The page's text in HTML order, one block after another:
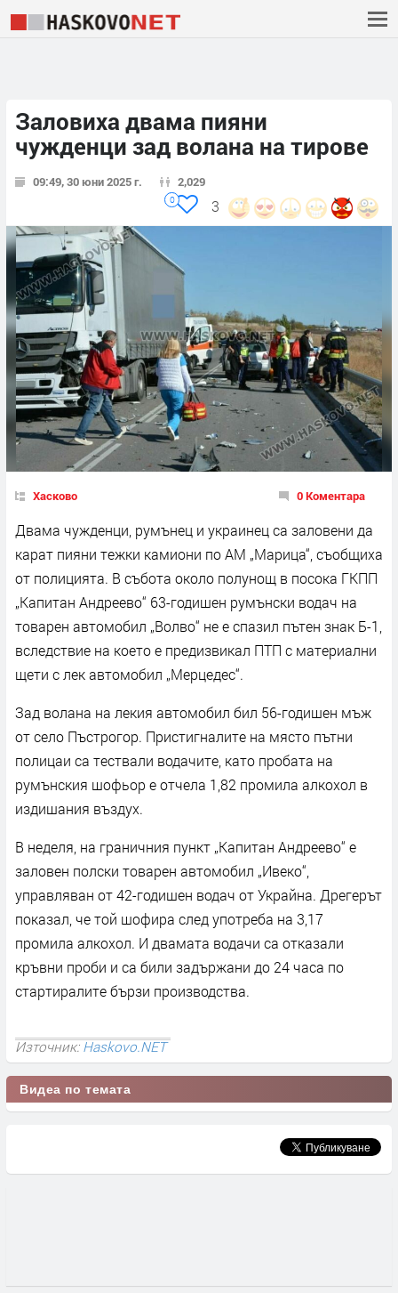
Заловиха двама пияни
чужденци зад волана на тирове
09:49, 30 юни 2025 г. 2,029
3
0
Хасково 0 Коментара
Двама чужденци, румънец и украинец са заловени да
карат пияни тежки камиони по АМ „Марица“, съобщиха
от полицията. В събота около полунощ в посока ГКПП
„Капитан Андреево“ 63-годишен румънски водач на
товарен автомобил „Волво“ не е спазил пътен знак Б-1,
вследствие на което е предизвикал ПТП с материални
щети с лек автомобил „Мерцедес“.
Зад волана на лекия автомобил бил 56-годишен мъж
от село Пъстрогор. Пристигналите на място пътни
полицаи са тествали водачите, като пробата на
румънския шофьор е отчела 1,82 промила алкохол в
издишания въздух.
В неделя, на граничния пункт „Капитан Андреево“ е
заловен полски товарен автомобил „Ивеко“,
управляван от 42-годишен водач от Украйна. Дрегерът
показал, че той шофира след употреба на 3,17
промила алкохол. И двамата водачи са отказали
кръвни проби и са били задържани до 24 часа по
стартиралите бързи производства.
Източник:Haskovo.NET
Видеа по темата